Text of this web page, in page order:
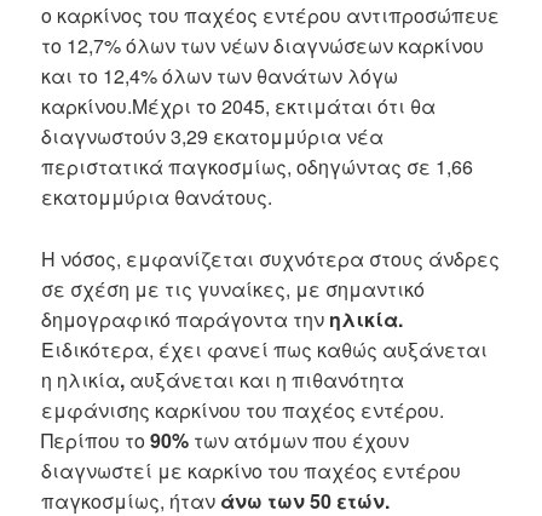
ο καρκίνος του παχέος εντέρου αντιπροσώπευε
το 12,7% όλων των νέων διαγνώσεων καρκίνου
και το 12,4% όλων των θανάτων λόγω
καρκίνου.Μέχρι το 2045, εκτιμάται ότι θα
διαγνωστούν 3,29 εκατομμύρια νέα
περιστατικά παγκοσμίως, οδηγώντας σε 1,66
εκατομμύρια θανάτους.
Η νόσος, εμφανίζεται συχνότερα στους άνδρες
σε σχέση με τις γυναίκες, με σημαντικό
δημογραφικό παράγοντα την ηλικία.
Ειδικότερα, έχει φανεί πως καθώς αυξάνεται
η ηλικία, αυξάνεται και η πιθανότητα
εμφάνισης καρκίνου του παχέος εντέρου.
Περίπου το90% των ατόμων που έχουν
διαγνωστεί με καρκίνο του παχέος εντέρου
παγκοσμίως, ήταν άνω των 50 ετών.